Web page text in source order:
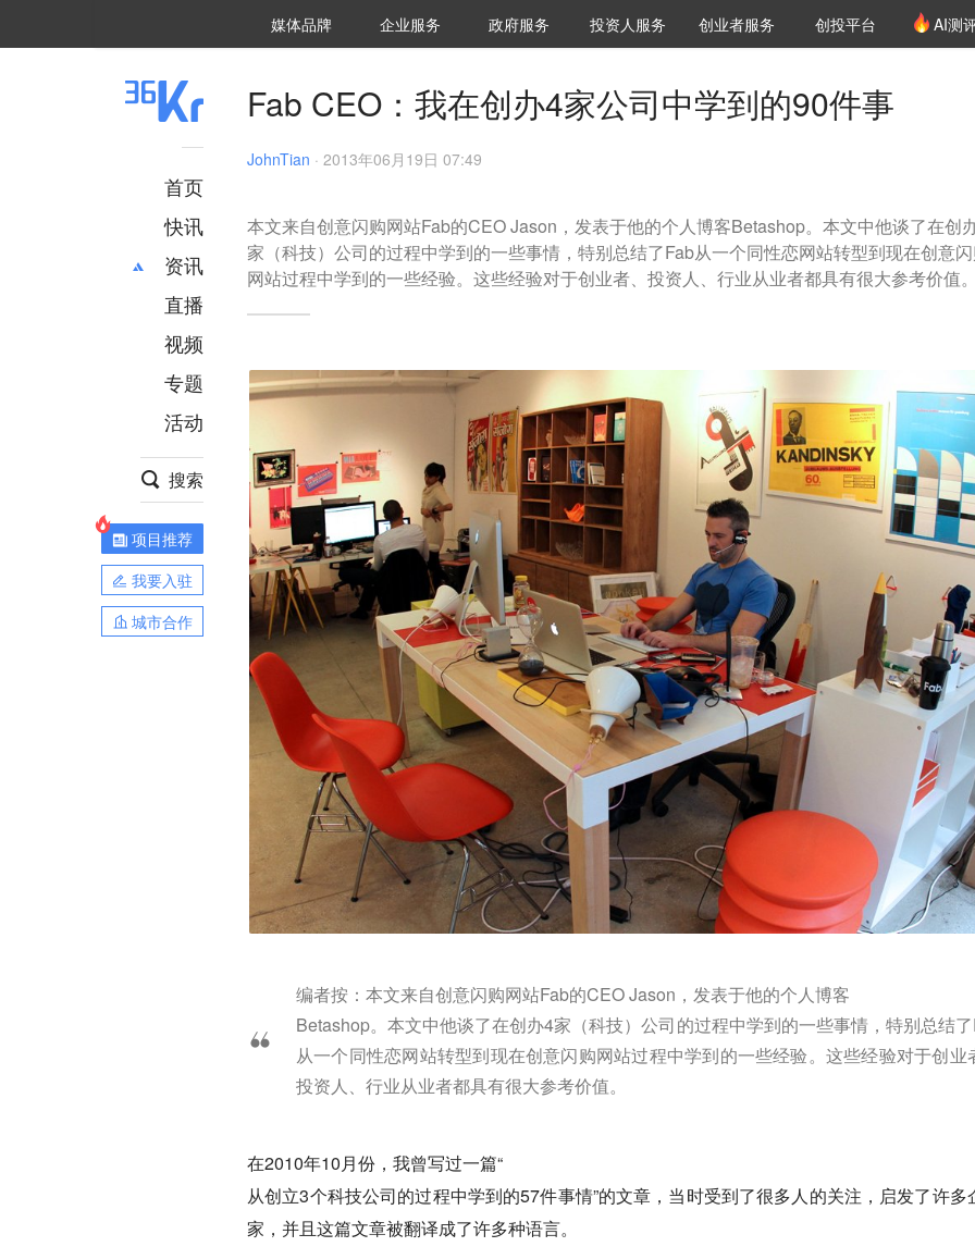
媒体品牌 36Kr研究院
企业服务 城市之窗
政府服务 VClub投资机构库
投资机构职位推介
投资人服务 创投氪堂
创业者服务 创投平台 AI测
首页
快讯
资讯
推荐
财经
项目推荐
安徽
直播
视频
专题
活动
搜索
项目推荐
我要入驻
城市合作
Fab CEO：我在创办4家公司中学到的90件事
JohnTian · 2013年06月19日 07:49
本文来自创意闪购网站Fab的CEO Jason，发表于他的个人博客Betashop。本文中他谈了在创
家（科技）公司的过程中学到的一些事情，特别总结了Fab从一个同性恋网站转型到现在创意
网站过程中学到的一些经验。这些经验对于创业者、投资人、行业从业者都具有很大参考价值。
编者按：本文来自创意闪购网站Fab的CEO Jason，发表于他的个人博客
Betashop。本文中他谈了在创办4家（科技）公司的过程中学到的一些事情，特别总结
从一个同性恋网站转型到现在创意闪购网站过程中学到的一些经验。这些经验对于创业
投资人、行业从业者都具有很大参考价值。
在2010年10月份，我曾写过一篇“
从创立3个科技公司的过程中学到的57件事情”的文章，当时受到了很多人的关注，启发了许多
家，并且这篇文章被翻译成了许多种语言。